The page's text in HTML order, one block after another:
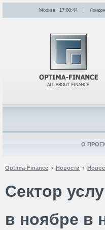
Optima-Finance Новости
Сектор
в ноябре в
Москва 17:00:44 Лондон
О